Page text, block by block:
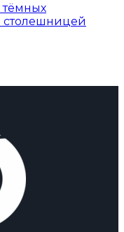
тёмных
столешницей